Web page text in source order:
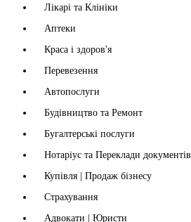
Лікарі та Клініки
Аптеки
Краса і здоров'я
Перевезення
Автопослуги
Будівництво та Ремонт
Бугалтерські послуги
Нотаріус та Переклади документів
Купівля | Продаж бізнесу
Страхування
Адвокати | Юристи